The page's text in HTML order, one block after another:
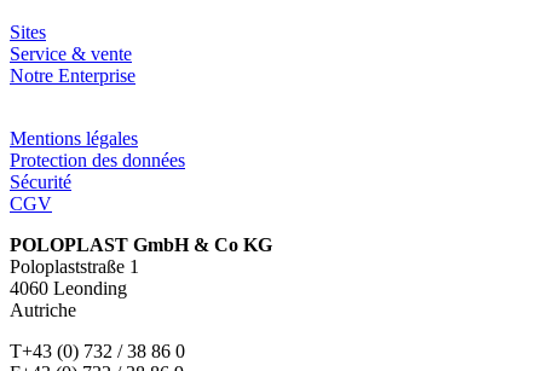
Sites
Service & vente
Notre Enterprise
Mentions légales
Protection des données
Sécurité
CGV
POLOPLAST GmbH & Co KG
Poloplaststraße 1
4060 Leonding
Autriche
T+43 (0) 732 / 38 86 0